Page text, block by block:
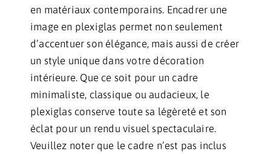
en matériaux contemporains. Encadrer une
image en plexiglas permet non seulement
d’accentuer son élégance, mais aussi de créer
un style unique dans votre décoration
intérieure. Que ce soit pour un cadre
minimaliste, classique ou audacieux, le
plexiglas conserve toute sa légèreté et son
éclat pour un rendu visuel spectaculaire.
Veuillez noter que le cadre n’est pas inclus